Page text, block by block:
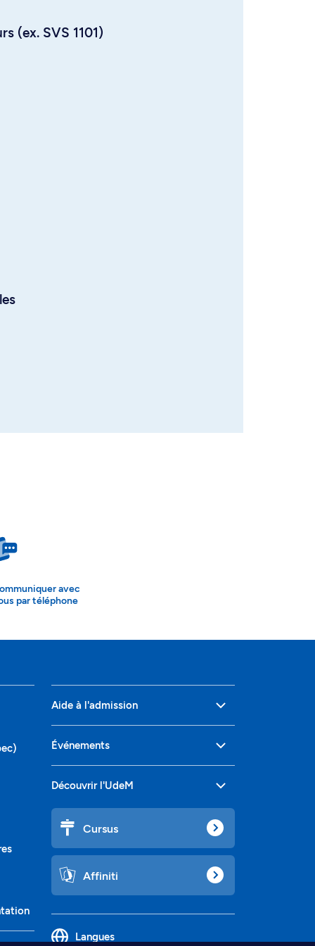
(ex. SVS 1101)
avec
par téléphone
Aide à l'admission
Événements
Découvrir l'UdeM
Cursus
Affiniti
Langues